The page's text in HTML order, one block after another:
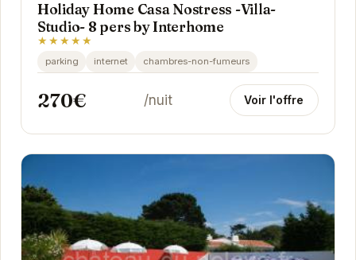
Holiday Home Casa Nostress -Villa-
Studio- 8 pers by Interhome
★★★★★
parking internet chambres-non-fumeurs
270€ /nuit Voir l'offre